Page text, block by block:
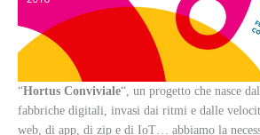
“Hortus Conviviale“, un progetto che nasce
fabbriche digitali, invasi dai ritmi e dalle
web, di app, di zip e di IoT… abbiamo la